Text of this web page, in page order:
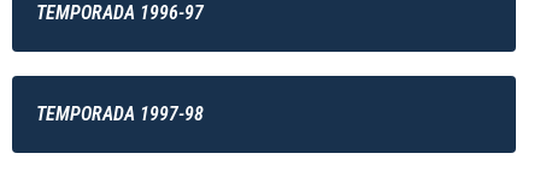
TEMPORADA 1996-97
TEMPORADA 1997-98